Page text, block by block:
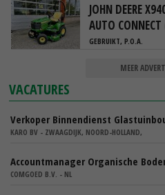
JOHN DEERE
AUTO
GEBRUIKT, P.O.A.
MEER
VACATURES
Verkoper Binnendienst
KARO BV - ZWAAGDIJK, NOORD-HOLLAND,
Accountmanager Organische
COMGOED B.V. - NL